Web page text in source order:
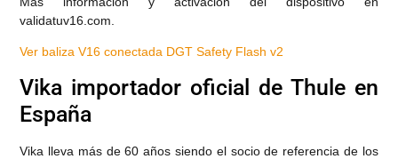
validatuv16.com.
Ver baliza V16 conectada DGT Safety Flash v2
Vika importador oficial de Thule en
España
Vika lleva más de 60 años siendo el socio de referencia de los